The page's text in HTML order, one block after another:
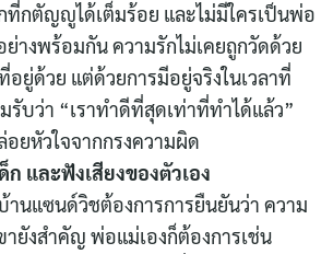
ที่กตัญญูได้เต็มร้อย และไม่มีใครเป็นพ่อ
างพร้อมกัน ความรักไม่เคยถูกวัดด้วย
อยู่ด้วย แต่ด้วยการมีอยู่จริงในเวลาที่
บว่า “เราทำดีที่สุดเท่าที่ทำได้แล้ว”
ยหัวใจจากกรงความผิด
ก และฟังเสียงของตัวเอง
านแซนด์วิชต้องการการยืนยันว่า ความ
ายังสำคัญ พ่อแม่เองก็ต้องการเช่น